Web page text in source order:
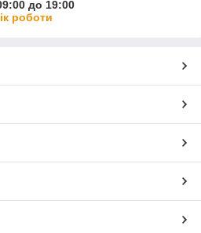
до 19:00
роботи